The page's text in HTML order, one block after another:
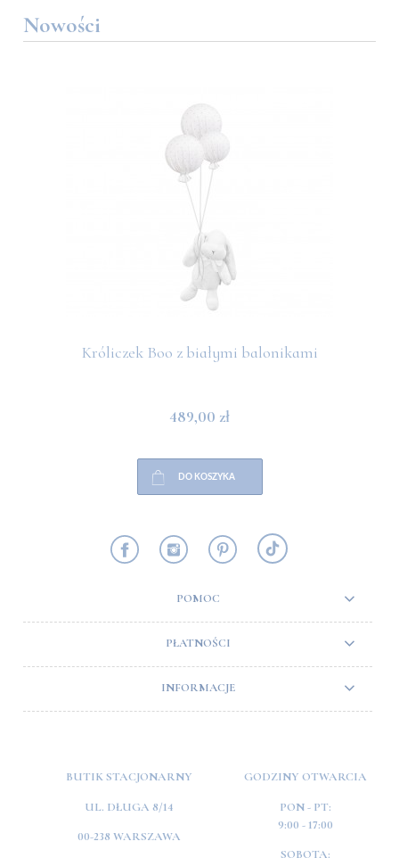
Nowości
Króliczek Boo z białymi balonikami
489,00 zł
DO KOSZYKA
POMOC
PŁATNOŚCI
INFORMACJE
BUTIK STACJONARNY
UL. DŁUGA 8/14
00-238 WARSZAWA
GODZINY OTWARCIA
PON - PT:
9:00 - 17:00
SOBOTA: